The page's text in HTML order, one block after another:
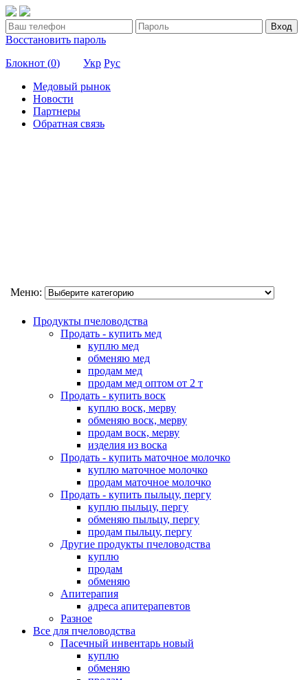
Вход
Восстановить пароль
Блокнот (0) Укр Рус
Медовый рынок
Новости
Партнеры
Обратная связь
Меню:
Продукты пчеловодства
Продать - купить мед
куплю мед
обменяю мед
продам мед
продам мед оптом от 2 т
Продать - купить воск
куплю воск, мерву
обменяю воск, мерву
продам воск, мерву
изделия из воска
Продать - купить маточное молочко
куплю маточное молочко
продам маточное молочко
Продать - купить пыльцу, пергу
куплю пыльцу, пергу
обменяю пыльцу, пергу
продам пыльцу, пергу
Другие продукты пчеловодства
куплю
продам
обменяю
Апитерапия
адреса апитерапевтов
Разное
Все для пчеловодства
Пасечный инвентарь новый
куплю
обменяю